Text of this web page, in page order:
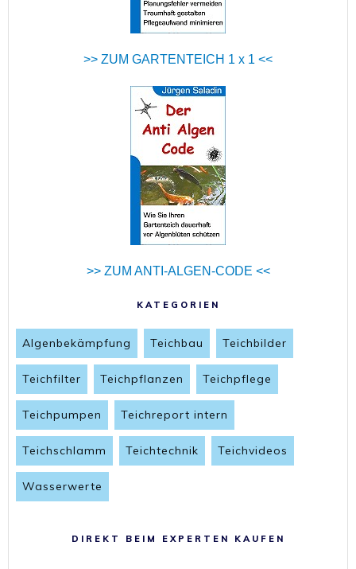
>> ZUM GARTENTEICH 1 x 1 <<
>> ZUM ANTI-ALGEN-CODE <<
KATEGORIEN
Algenbekämpfung Teichbau Teichbilder
Teichfilter Teichpflanzen Teichpflege
Teichpumpen Teichreport intern
Teichschlamm Teichtechnik Teichvideos
Wasserwerte
DIREKT BEIM EXPERTEN KAUFEN